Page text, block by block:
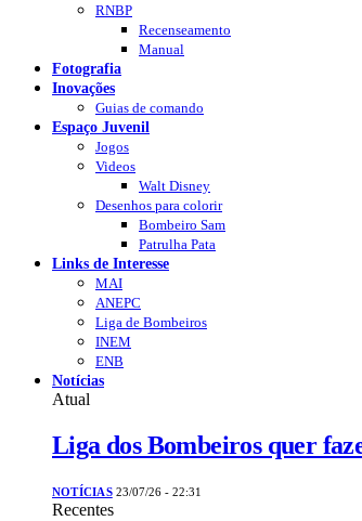
RNBP
Recenseamento
Manual
Fotografia
Inovações
Guias de comando
Espaço Juvenil
Jogos
Videos
Walt Disney
Desenhos para colorir
Bombeiro Sam
Patrulha Pata
Links de Interesse
MAI
ANEPC
Liga de Bombeiros
INEM
ENB
Notícias
Atual
Liga dos Bombeiros quer
NOTÍCIAS 23/07/26 - 22:31
Recentes